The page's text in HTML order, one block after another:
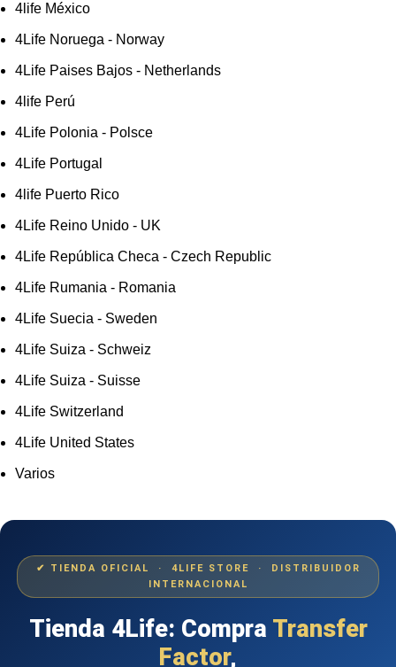
4life México
4Life Noruega - Norway
4Life Paises Bajos - Netherlands
4life Perú
4Life Polonia - Polsce
4Life Portugal
4life Puerto Rico
4Life Reino Unido - UK
4Life República Checa - Czech Republic
4Life Rumania - Romania
4Life Suecia - Sweden
4Life Suiza - Schweiz
4Life Suiza - Suisse
4Life Switzerland
4Life United States
Varios
✔ TIENDA OFICIAL · 4LIFE STORE · DISTRIBUIDOR
INTERNACIONAL
Tienda 4Life: Compra Transfer
Factor,